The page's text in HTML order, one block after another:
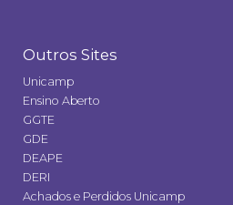
Outros Sites
Unicamp
Ensino Aberto
GGTE
GDE
DEAPE
DERI
Achados e Perdidos Unicamp